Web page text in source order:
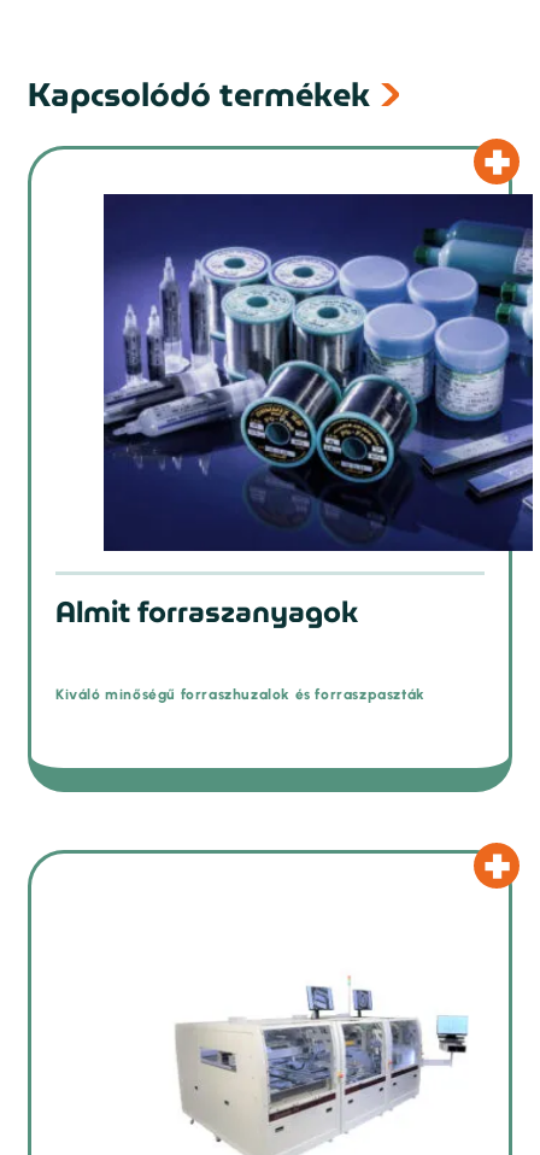
Kapcsolódó termékek
Almit forraszanyagok
Kiváló minőségű forraszhuzalok és forraszpaszták